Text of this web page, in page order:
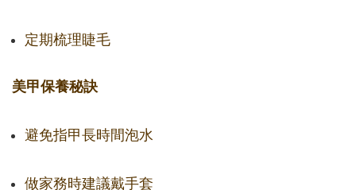
定期梳理睫毛
美甲保養秘訣
避免指甲長時間泡水
做家務時建議戴手套